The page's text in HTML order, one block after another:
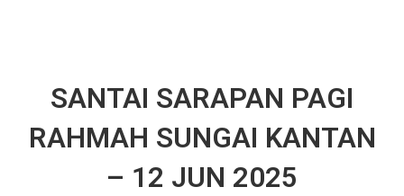
SANTAI SARAPAN PAGI
RAHMAH SUNGAI KANTAN
– 12 JUN 2025